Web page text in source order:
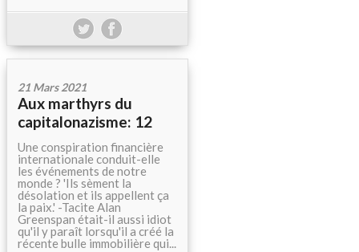
21 Mars 2021
Aux marthyrs du
capitalonazisme: 12
Une conspiration financière
internationale conduit-elle
les événements de notre
monde ? 'Ils sèment la
désolation et ils appellent ça
la paix.' -Tacite Alan
Greenspan était-il aussi idiot
qu'il y paraît lorsqu'il a créé la
récente bulle immobilière qui...